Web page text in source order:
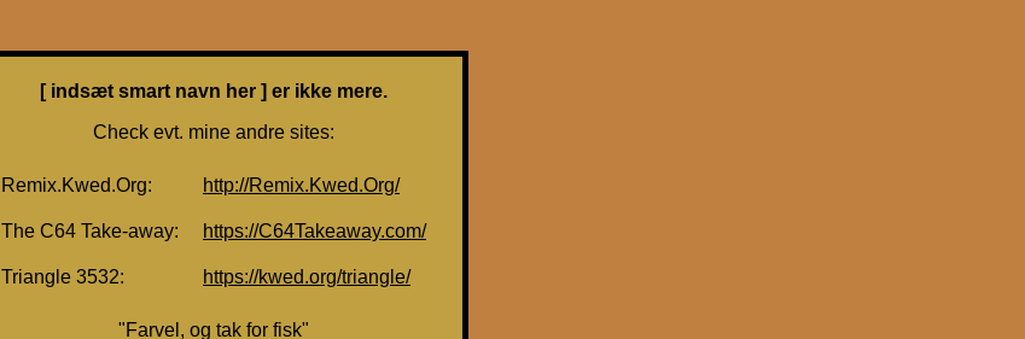
[ indsæt smart navn her ] er ikke mere.
Check evt. mine andre sites:
Remix.Kwed.Org: http://Remix.Kwed.Org/
The C64 Take-away: https://C64Takeaway.com/
Triangle 3532: https://kwed.org/triangle/
"Farvel, og tak for fisk"